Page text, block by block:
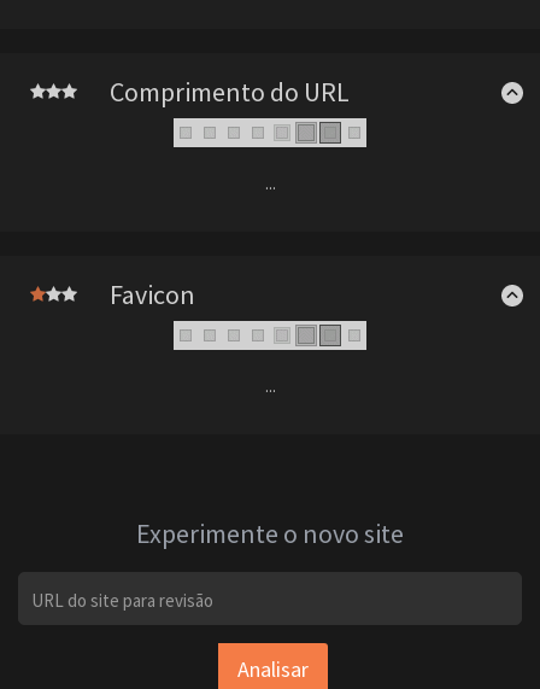
Comprimento do URL
...
Favicon
...
Experimente o novo site
Analisar